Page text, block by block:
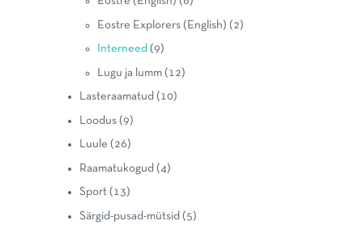
Eostre Explorers (English) (2)
Interneed (9)
Lugu ja lumm (12)
Lasteraamatud (10)
Loodus (9)
Luule (26)
Raamatukogud (4)
Sport (13)
Särgid-pusad-mütsid (5)